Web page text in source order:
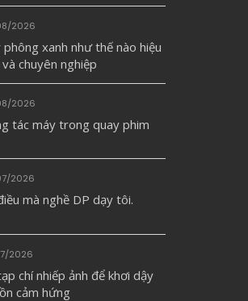
2026
phông xanh như thế nào hiệu
chuyên nghiệp
2026
tác máy trong quay phim
2026
mà nghề DP dạy tôi.
2026
chí nhiếp ảnh để khơi dậy
cảm hứng